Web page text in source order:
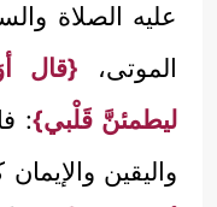
عليه الصلاة
الموتى، {قال
ليطمئنَّ قَلْبي}:
واليقين